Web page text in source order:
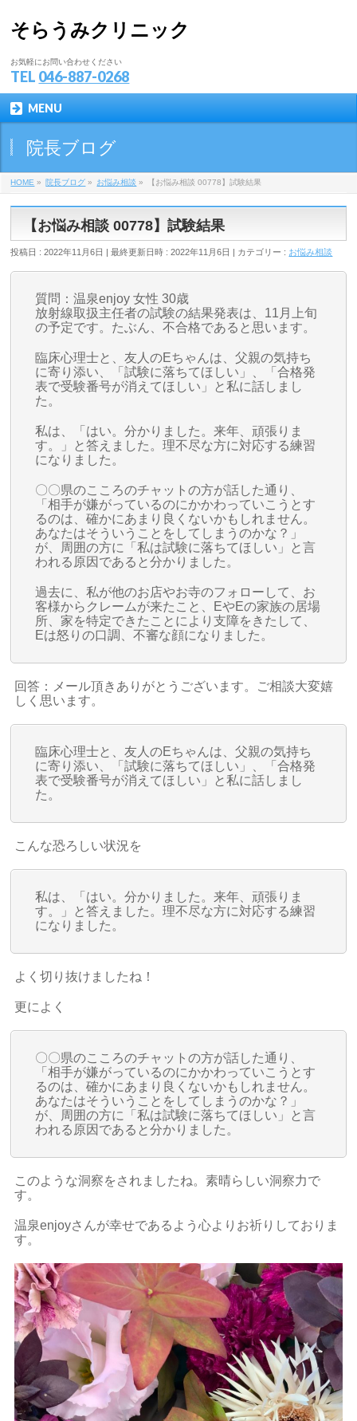
そらうみクリニック
お気軽にお問い合わせください
TEL 046-887-0268
MENU
院長ブログ
HOME » 院長ブログ » お悩み相談 » 【お悩み相談 00778】試験結果
【お悩み相談 00778】試験結果
投稿日 : 2022年11月6日 最終更新日時 : 2022年11月6日 カテゴリー : お悩み相談
質問：温泉enjoy 女性 30歳
放射線取扱主任者の試験の結果発表は、11月上旬
の予定です。たぶん、不合格であると思います。
臨床心理士と、友人のEちゃんは、父親の気持ち
に寄り添い、「試験に落ちてほしい」、「合格発
表で受験番号が消えてほしい」と私に話しまし
た。
私は、「はい。分かりました。来年、頑張りま
す。」と答えました。理不尽な方に対応する練習
になりました。
〇〇県のこころのチャットの方が話した通り、
「相手が嫌がっているのにかかわっていこうとす
るのは、確かにあまり良くないかもしれません。
あなたはそういうことをしてしまうのかな？」
が、周囲の方に「私は試験に落ちてほしい」と言
われる原因であると分かりました。
過去に、私が他のお店やお寺のフォローして、お
客様からクレームが来たこと、EやEの家族の居場
所、家を特定できたことにより支障をきたして、
Eは怒りの口調、不審な顔になりました。
回答：メール頂きありがとうございます。ご相談大変嬉
しく思います。
臨床心理士と、友人のEちゃんは、父親の気持ち
に寄り添い、「試験に落ちてほしい」、「合格発
表で受験番号が消えてほしい」と私に話しまし
た。
こんな恐ろしい状況を
私は、「はい。分かりました。来年、頑張りま
す。」と答えました。理不尽な方に対応する練習
になりました。
よく切り抜けましたね！
更によく
〇〇県のこころのチャットの方が話した通り、
「相手が嫌がっているのにかかわっていこうとす
るのは、確かにあまり良くないかもしれません。
あなたはそういうことをしてしまうのかな？」
が、周囲の方に「私は試験に落ちてほしい」と言
われる原因であると分かりました。
このような洞察をされましたね。素晴らしい洞察力で
す。
温泉enjoyさんが幸せであるよう心よりお祈りしておりま
す。